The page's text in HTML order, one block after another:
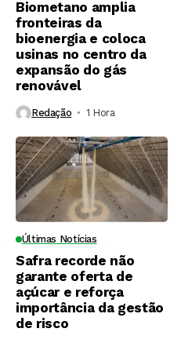
Biometano amplia
fronteiras da
bioenergia e coloca
usinas no centro da
expansão do gás
renovável
Redação 1 Hora ⁮
Últimas Notícias
Safra recorde não
garante oferta de
açúcar e reforça
importância da gestão
de risco